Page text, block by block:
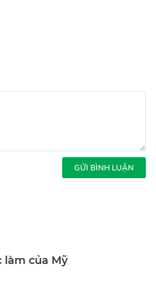
GỬI BÌNH LUẬN
làm của Mỹ